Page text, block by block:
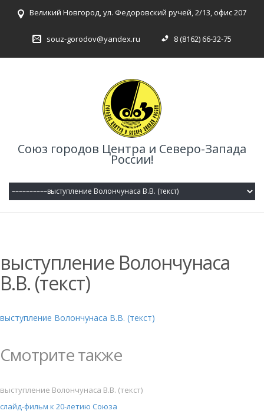
Великий Новгород, ул. Федоровский ручей, 2/13, офис 207
souz-gorodov@yandex.ru 8 (8162) 66-32-75
Союз городов Центра и Северо-Запада
России!
выступление Волончунаса
В.В. (текст)
выступление Волончунаса В.В. (текст)
Смотрите также
выступление Волончунаса В.В. (текст)
слайд-фильм к 20-летию Союза